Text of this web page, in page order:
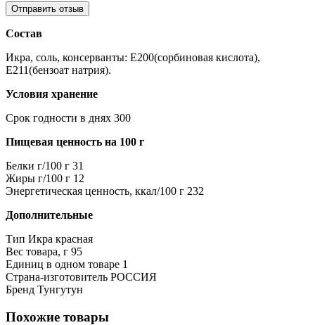
Отправить отзыв
Состав
Икра, соль, консерванты: Е200(сорбиновая кислота),
Е211(бензоат натрия).
Условия хранение
Срок годности в днях 300
Пищевая ценность на 100 г
Белки г/100 г 31
Жиры г/100 г 12
Энергетическая ценность, ккал/100 г 232
Дополнительные
Тип Икра красная
Вес товара, г 95
Единиц в одном товаре 1
Страна-изготовитель РОССИЯ
Бренд Тунгутун
Похожие товары